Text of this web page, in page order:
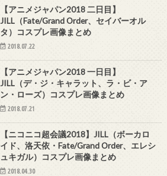
【アニメジャパン2018 二日目】
JILL（Fate/Grand Order、セイバーオル
タ）コスプレ画像まとめ
2018.07.22
【アニメジャパン2018 一日目】
JILL（デ・ジ・キャラット、ラ・ビ・ア
ン・ローズ）コスプレ画像まとめ
2018.07.21
【ニコニコ超会議2018】JILL（ボーカロ
イド、洛天依・Fate/Grand Order、エレシ
ュキガル）コスプレ画像まとめ
2018.04.30